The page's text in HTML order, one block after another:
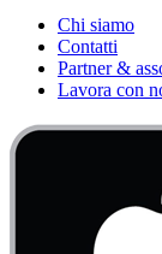
Chi siamo
Contatti
Partner &
Lavora con